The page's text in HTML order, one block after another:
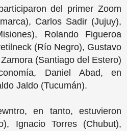
del primer Zoom
Carlos Sadir (Jujuy),
Rolando Figueroa
(Río Negro), Gustavo
(Santiago del Estero)
Daniel Abad, en
Jaldo (Tucumán).
en tanto, estuvieron
Ignacio Torres (Chubut),